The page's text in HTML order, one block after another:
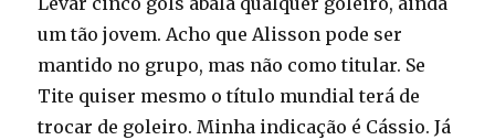
um tão jovem. Acho que Alisson pode ser
mantido no grupo, mas não como titular. Se
Tite quiser mesmo o título mundial terá de
trocar de goleiro. Minha indicação é Cássio. Já